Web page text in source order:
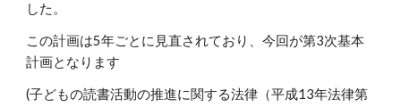
した。
この計画は5年ごとに見直されており、今回が第3次基本
計画となります
(子どもの読書活動の推進に関する法律（平成13年法律第